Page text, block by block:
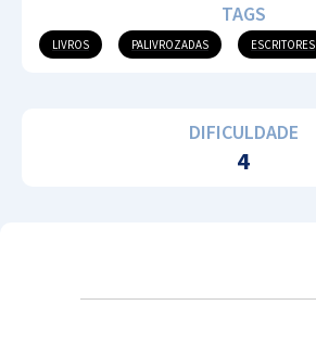
TAGS
LIVROS PALIVROZADAS ESCRITORES
DIFICULDADE
4